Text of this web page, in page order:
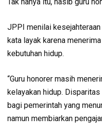
JPPI menilai
kata layak karena
kebutuhan hidup.
“Guru honorer masih
kelayakan hidup.
bagi pemerintah yang
namun membiarkan